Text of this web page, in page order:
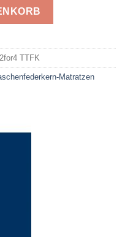
Menge
TTFK
Matratzen